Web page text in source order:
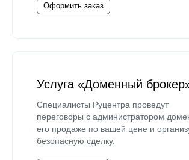
Оформить заказ
Услуга «Доменный
Специалисты Руцентра проведут
переговоры с администратором
его продаже по вашей цене и
безопасную сделку.